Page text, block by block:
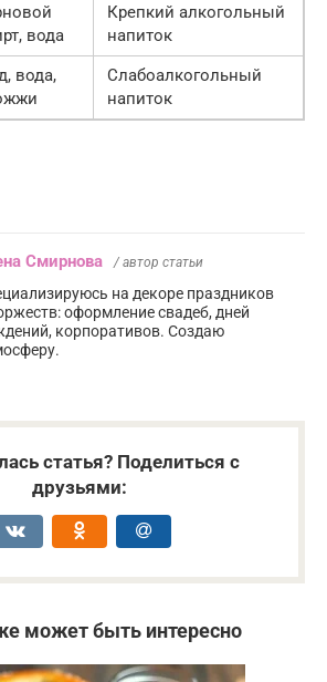
вода
Крепкий алкогольный
напиток
вода,
Слабоалкогольный
напиток
Смирнова / автор статьи
на декоре праздников
оформление свадеб, дней
корпоративов. Создаю
статья? Поделиться с
друзьями:
может быть интересно